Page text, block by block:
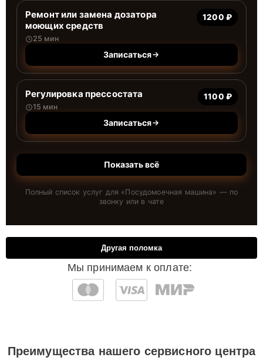
Ремонт или замена дозатора
моющих средств
25 мин
1200 ₽
Записаться
Регулировка прессостата
15 мин
1100 ₽
Записаться
Показать всё
Полный список услуг для «Посудомоечная машина» — по
звонку или в чате
Мы принимаем к оплате:
Другая поломка
Преимущества нашего сервисного центра